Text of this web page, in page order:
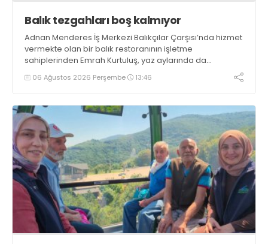
Balık tezgahları boş kalmıyor
Adnan Menderes İş Merkezi Balıkçılar Çarşısı’nda hizmet
vermekte olan bir balık restoranının işletme
sahiplerinden Emrah Kurtuluş, yaz aylarında da
tezgahlarda taze balık bulunduğunu ifade ederek “Yıl
boyunca tezgahlarda taze balık bulmak mümkün
06 Ağustos 2026 Perşembe 13:46